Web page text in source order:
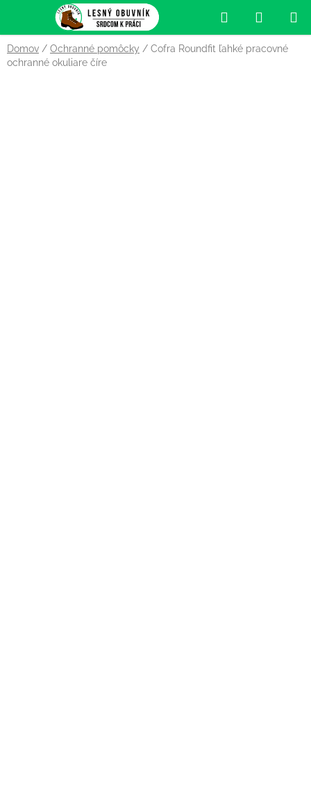
obsah
Hľadať
KOŠÍK
Domov / Ochranné pomôcky / Cofra Roundfit ľahké pracovné
ochranné okuliare číre